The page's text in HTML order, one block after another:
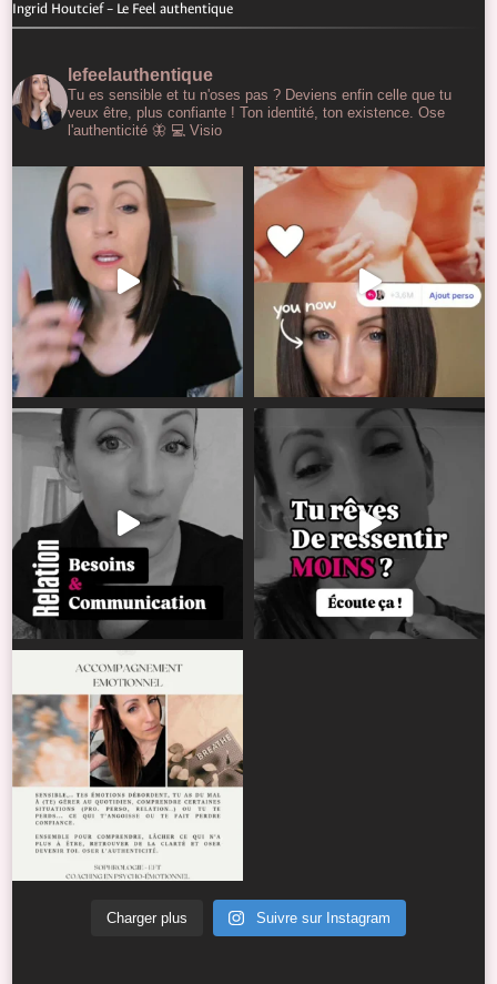
Ingrid Houtcief – Le Feel authentique
lefeelauthentique
Tu es sensible et tu n'oses pas ? Deviens enfin celle que tu
veux être, plus confiante ! Ton identité, ton existence. Ose
l'authenticité 🦋 💻 Visio
Charger plus Suivre sur Instagram